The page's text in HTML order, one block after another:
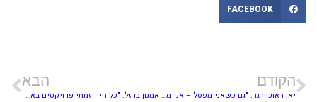
FACEBOOK
הקודם
יאן ראוכוורגר: "גם כשאני מפסל – אני מצייר"
הבא
אמנון ברזל: "כל חיי יזמתי פרויקטים באמנות. אף פעם לא לקחתי מקום של מישהו והתיישבתי על הכיסא שלו"